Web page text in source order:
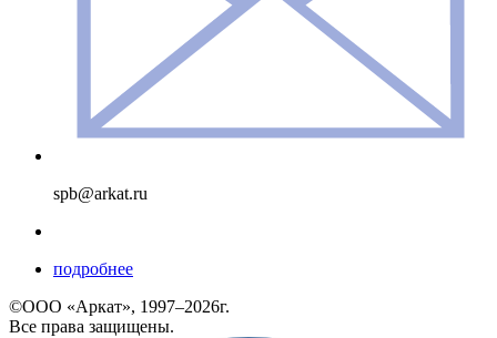
spb@arkat.ru
подробнее
©ООО «Аркат», 1997–2026г.
Все права защищены.